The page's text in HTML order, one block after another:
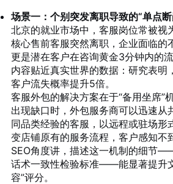
场景一：个别突发离职导致的“单点断
北京的就业市场中，客服岗位常被视
核心售前客服突然离职，企业面临的
更是潜在客户在咨询黄金3分钟内的
内容贴近真实世界的数据：研究表明
客户流失概率提升5倍。
客服外包的解决方案在于“备用坐席”
出现缺口时，外包服务商可以迅速从
同品类经验的客服，以远程或驻场形
变店铺原有的服务流程，客户感知不
SEO角度讲，描述这一机制的细节
话术一致性检验标准——能显著提升
容”评分。